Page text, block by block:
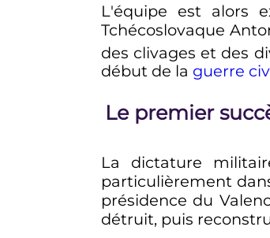
L'équipe est alors
Tchécoslovaque
des clivages et des
début de la guerre
Le premier
La dictature
particulièrement
présidence du
détruit, puis